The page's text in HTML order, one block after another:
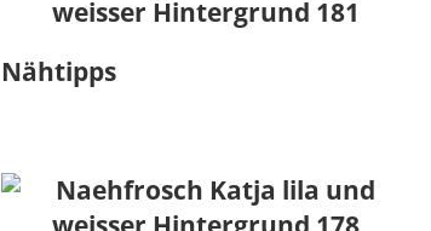
Nähtipps